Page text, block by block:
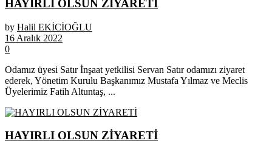
HAYIRLI OLSUN ZİYARETİ
by Halil EKİCİOĞLU
16 Aralık 2022
0
Odamız üyesi Satır İnşaat yetkilisi Servan Satır odamızı ziyaret
ederek, Yönetim Kurulu Başkanımız Mustafa Yılmaz ve Meclis
Üyelerimiz Fatih Altuntaş, ...
HAYIRLI OLSUN ZİYARETİ